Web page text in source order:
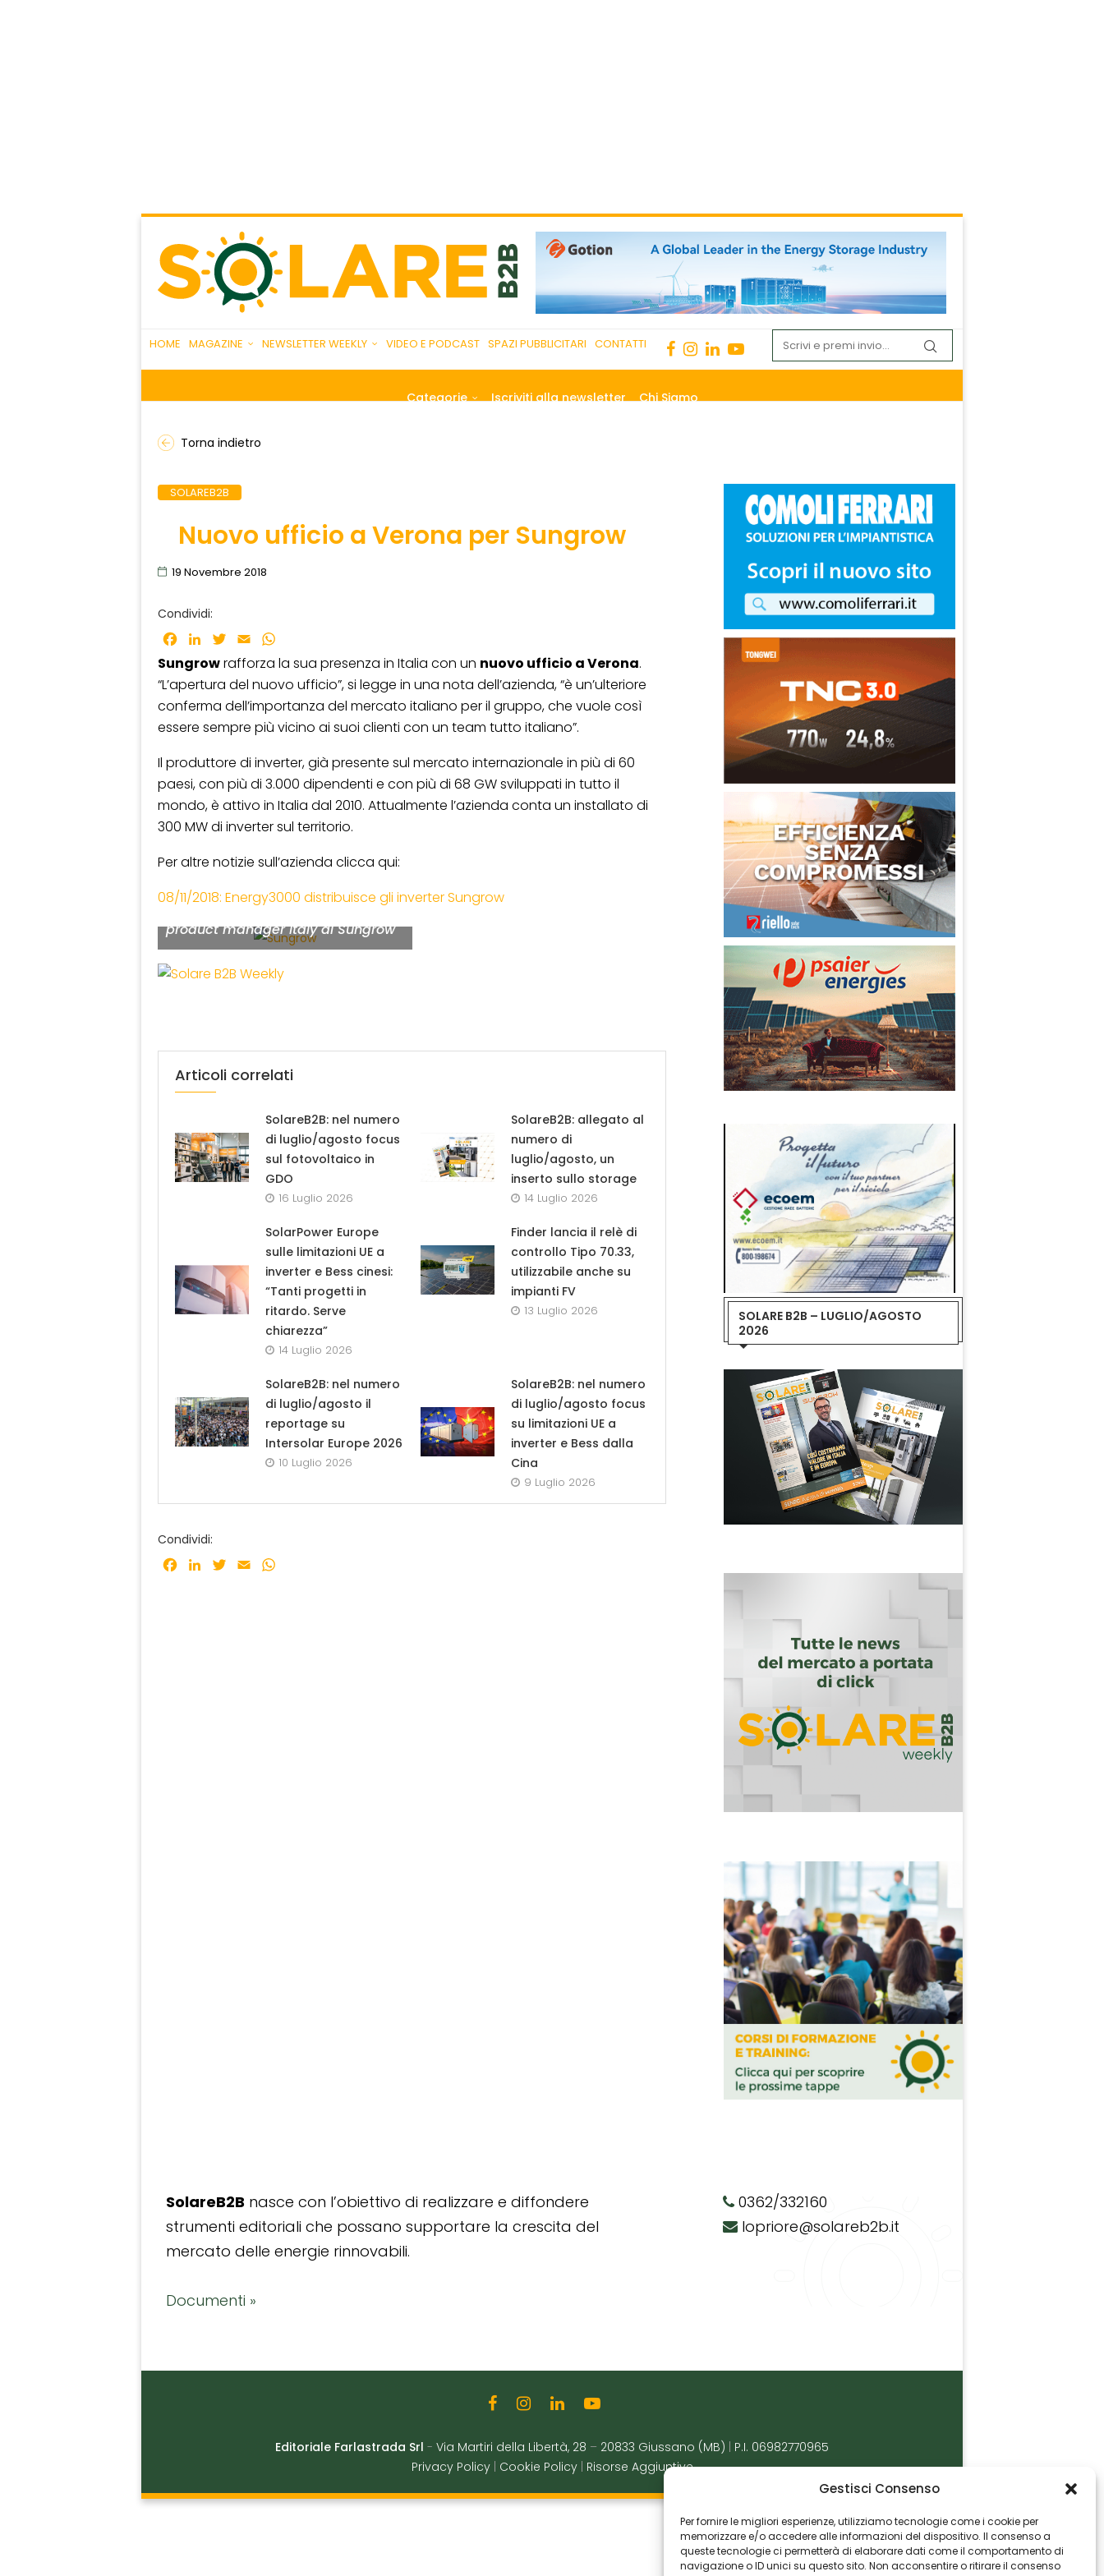
Gestisci Consenso
Per fornire le migliori esperienze, utilizziamo tecnologie come i cookie per
memorizzare e/o accedere alle informazioni del dispositivo. Il consenso a
queste tecnologie ci permetterà di elaborare dati come il comportamento di
navigazione o ID unici su questo sito. Non acconsentire o ritirare il consenso
HOME MAGAZINE NEWSLETTER WEEKLY VIDEO E PODCAST SPAZI PUBBLICITARI CONTATTI
Categorie Iscriviti alla newsletter Chi Siamo
Torna indietro
SOLAREB2B
Nuovo ufficio a Verona per Sungrow
19 Novembre 2018
Condividi:
Facebook
LinkedInTwitter
Email
Sungrowrafforza la sua presenza in Italia con un nuovo ufficio a Verona.
“L’apertura del nuovo ufficio”, si legge in una nota dell’azienda, “è un’ulteriore
conferma dell’importanza del mercato italiano per il gruppo, che vuole così
essere sempre più vicino ai suoi clienti con un team tutto italiano”.
Il produttore di inverter, già presente sul mercato internazionale in più di 60
paesi, con più di 3.000 dipendenti e con più di 68 GW sviluppati in tutto il
mondo, è attivo in Italia dal 2010. Attualmente l’azienda conta un installato di
300 MW di inverter sul territorio.
Per altre notizie sull’azienda clicca qui:
08/11/2018: Energy3000 distribuisce gli inverter Sungrow
Da sinistra: Marco Murelli, country
manager Italy, e Matteo Rocchetto,
product manager Italy di Sungrow
Articoli correlati
SolareB2B: nel numero
di luglio/agosto focus
sul fotovoltaico in
GDO
16 Luglio 2026
SolareB2B: allegato al
numero di
luglio/agosto, un
inserto sullo storage
14 Luglio 2026
SolarPower Europe
sulle limitazioni UE a
inverter e Bess cinesi:
“Tanti progetti in
ritardo. Serve
chiarezza”
14 Luglio 2026
Finder lancia il relè di
controllo Tipo 70.33,
utilizzabile anche su
impianti FV
13 Luglio 2026
SolareB2B: nel numero
di luglio/agosto il
reportage su
Intersolar Europe 2026
10 Luglio 2026
SolareB2B: nel numero
di luglio/agosto focus
su limitazioni UE a
inverter e Bess dalla
Cina
9 Luglio 2026
Condividi:
Facebook
LinkedInTwitter
Email
SOLARE B2B – LUGLIO/AGOSTO
2026
SolareB2B nasce con l’obiettivo di realizzare e diffondere
strumenti editoriali che possano supportare la crescita del
mercato delle energie rinnovabili.
Documenti »
0362/332160
lopriore@solareb2b.it
Editoriale Farlastrada Srl - Via Martiri della Libertà, 28 – 20833 Giussano (MB)
P.I. 06982770965
Privacy Policy
Cookie Policy Risorse Aggiuntive